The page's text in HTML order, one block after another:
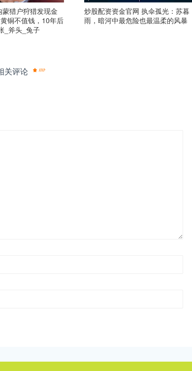
猎户狩猎发现金
铜不值钱，10年后
_斧头_兔子
炒股配资资金官网 执伞孤光：苏暮
雨，暗河中最危险也最温柔的风暴
关评论